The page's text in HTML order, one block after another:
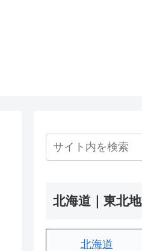
北海道｜東北
北海道